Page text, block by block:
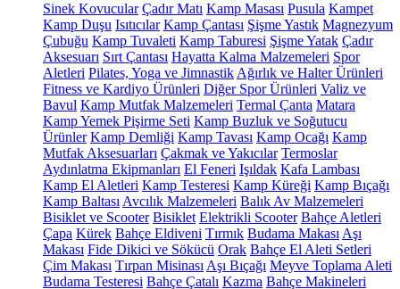
Sinek Kovucular Çadır Matı Kamp Masası Pusula Kampet
Kamp Duşu Isıtıcılar Kamp Çantası Şişme Yastık Magnezyum
Çubuğu Kamp Tuvaleti Kamp Taburesi Şişme Yatak Çadır
Aksesuarı Sırt Çantası Hayatta Kalma Malzemeleri Spor
Aletleri Pilates, Yoga ve Jimnastik Ağırlık ve Halter Ürünleri
Fitness ve Kardiyo Ürünleri Diğer Spor Ürünleri Valiz ve
Bavul Kamp Mutfak Malzemeleri Termal Çanta Matara
Kamp Yemek Pişirme Seti Kamp Buzluk ve Soğutucu
Ürünler Kamp Demliği Kamp Tavası Kamp Ocağı Kamp
Mutfak Aksesuarları Çakmak ve Yakıcılar Termoslar
Aydınlatma Ekipmanları El Feneri Işıldak Kafa Lambası
Kamp El Aletleri Kamp Testeresi Kamp Küreği Kamp Bıçağı
Kamp Baltası Avcılık Malzemeleri Balık Av Malzemeleri
Bisiklet ve Scooter Bisiklet Elektrikli Scooter Bahçe Aletleri
Çapa Kürek Bahçe Eldiveni Tırmık Budama Makası Aşı
Makası Fide Dikici ve Sökücü Orak Bahçe El Aleti Setleri
Çim Makası Tırpan Misinası Aşı Bıçağı Meyve Toplama Aleti
Budama Testeresi Bahçe Çatalı Kazma Bahçe Makineleri